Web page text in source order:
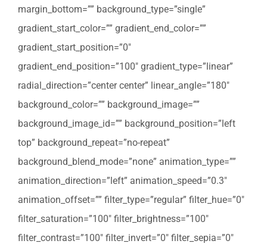
margin_bottom=”” background_type=”single”
gradient_start_color=”” gradient_end_color=””
gradient_start_position=”0″
gradient_end_position=”100″ gradient_type=”linear”
radial_direction=”center center” linear_angle=”180″
background_color=”” background_image=””
background_image_id=”” background_position=”left
top” background_repeat=”no-repeat”
background_blend_mode=”none” animation_type=””
animation_direction=”left” animation_speed=”0.3″
animation_offset=”” filter_type=”regular” filter_hue=”0″
filter_saturation=”100″ filter_brightness=”100″
filter_contrast=”100″ filter_invert=”0″ filter_sepia=”0″